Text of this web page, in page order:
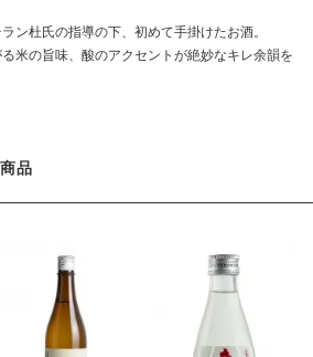
ン杜氏の指導の下、初めて手掛けたお酒。
米の旨味、酸のアクセントが絶妙なキレ余韻を
品